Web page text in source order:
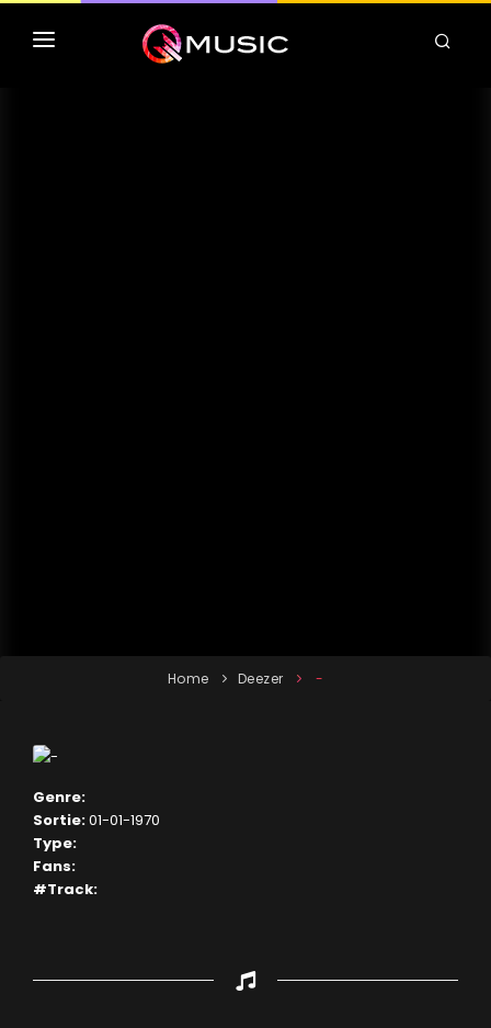
Home Deezer -
Genre:
Sortie:01-01-1970
Type:
Fans:
#Track: